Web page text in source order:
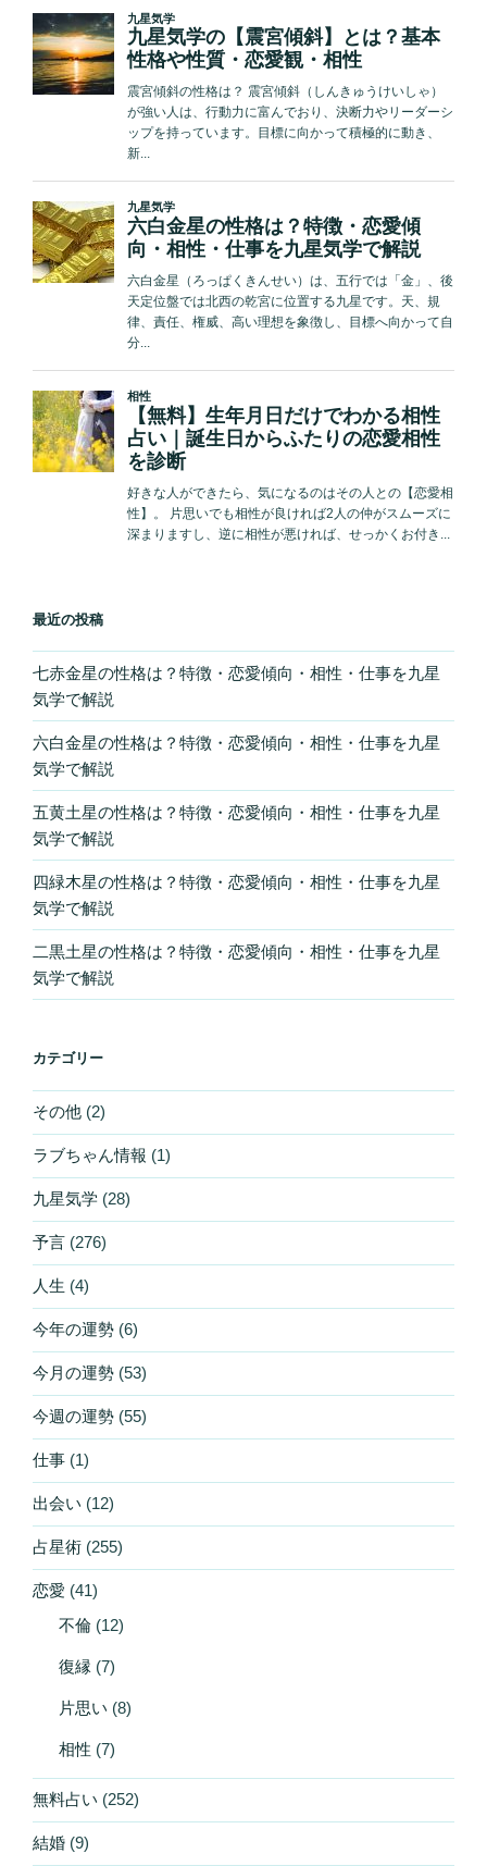
最近の投稿
七赤金星の性格は？特徴・恋愛傾向・相性・仕事を九星
気学で解説
六白金星の性格は？特徴・恋愛傾向・相性・仕事を九星
気学で解説
五黄土星の性格は？特徴・恋愛傾向・相性・仕事を九星
気学で解説
四緑木星の性格は？特徴・恋愛傾向・相性・仕事を九星
気学で解説
二黒土星の性格は？特徴・恋愛傾向・相性・仕事を九星
気学で解説
カテゴリー
その他 (2)
ラブちゃん情報 (1)
九星気学 (28)
予言 (276)
人生 (4)
今年の運勢 (6)
今月の運勢 (53)
今週の運勢 (55)
仕事 (1)
出会い (12)
占星術 (255)
恋愛 (41)
不倫 (12)
復縁 (7)
片思い (8)
相性 (7)
無料占い (252)
結婚 (9)